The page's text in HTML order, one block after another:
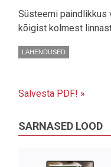
Süsteemi paindlikkus
kõigist kolmest
LAHENDUSED
Salvesta PDF! »
SARNASED LOOD